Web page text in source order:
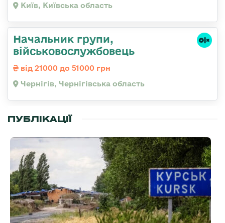
Київ, Київська область
Начальник групи,
військовослужбовець
від 21000 до 51000 грн
Чернігів, Чернігівська область
ПУБЛІКАЦІЇ